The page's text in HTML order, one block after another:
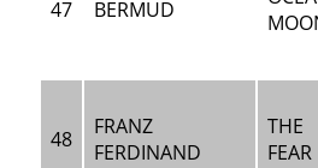
47 BERMUD
48
FRANZ
FERDINAND
FEAR